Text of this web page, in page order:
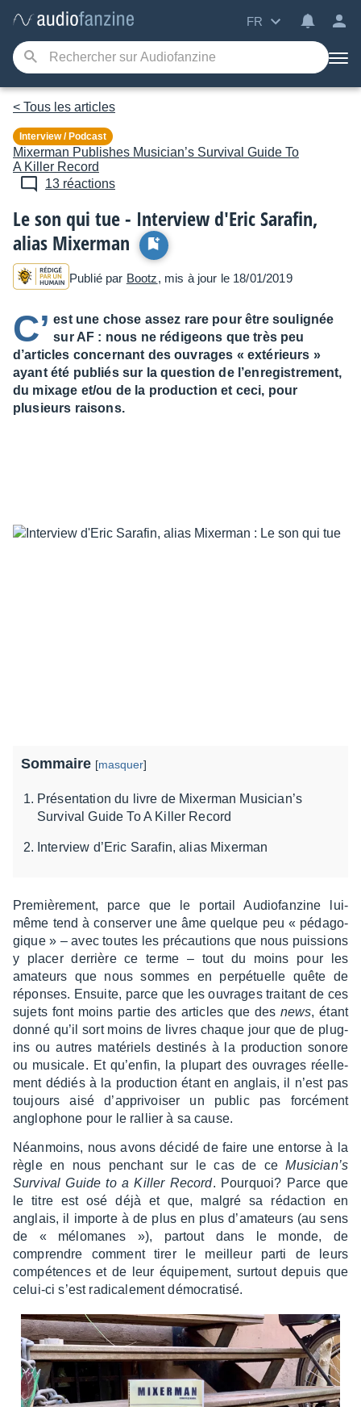
FR
< Tous les articles
Interview / Podcast
Mixerman Publishes Musician’s Survival Guide To
A Killer Record
13 réactions
Le son qui tue - Interview d'Eric Sarafin,
alias Mixerman
Publié par Bootz, mis à jour le 18/01/2019
C’ est une chose assez rare pour être soulignée
sur AF : nous ne rédigeons que très peu
d’articles concernant des ouvrages « extérieurs »
ayant été publiés sur la question de l’enregistrement,
du mixage et/ou de la production et ceci, pour
plusieurs raisons.
Sommaire [masquer]
Présentation du livre de Mixerman Musician’s
Survival Guide To A Killer Record
Interview d’Eric Sarafin, alias Mixerman
Premiè­re­ment, parce que le portail Audio­fan­zine lui-
même tend à conser­ver une âme quelque peu « péda­go­
gique » – avec toutes les précau­tions que nous puis­sions
y placer derrière ce terme – tout du moins pour les
amateurs que nous sommes en perpé­tuelle quête de
réponses. Ensuite, parce que les ouvrages trai­tant de ces
sujets font moins partie des articles que des news, étant
donné qu’il sort moins de livres chaque jour que de plug-
ins ou autres maté­riels desti­nés à la produc­tion sonore
ou musi­cale. Et qu’en­fin, la plupart des ouvrages réel­le­
ment dédiés à la produc­tion étant en anglais, il n’est pas
toujours aisé d’ap­pri­voi­ser un public pas forcé­ment
anglo­phone pour le rallier à sa cause.
Néan­moins, nous avons décidé de faire une entorse à la
règle en nous penchant sur le cas de ceMusi­cian’s
Survi­val Guide to a Killer Record. Pourquoi? Parce que
le titre est osé déjà et que, malgré sa rédac­tion en
anglais, il importe à de plus en plus d’ama­teurs (au sens
de « mélo­manes »), partout dans le monde, de
comprendre comment tirer le meilleur parti de leurs
compé­tences et de leur équi­pe­ment, surtout depuis que
celui-ci s’est radi­ca­le­ment démo­cra­tisé.